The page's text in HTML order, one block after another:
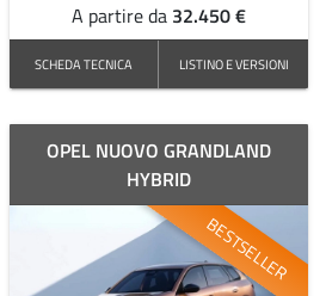
A partire da 32.450 €
SCHEDA TECNICA LISTINO E VERSIONI
OPEL NUOVO GRANDLAND
HYBRID
BESTSELLER